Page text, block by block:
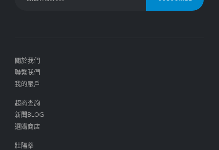
關於我們
聯繫我們
我的賬戶
超商查詢
新聞BLOG
選購商店
壯陽藥